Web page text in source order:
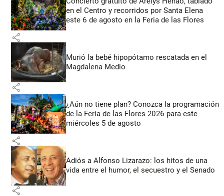
en el Centro y recorridos por Santa Elena
este 6 de agosto en la Feria de las Flores
share
Murió la bebé hipopótamo rescatada en el
Magdalena Medio
share
¿Aún no tiene plan? Conozca la programación
de la Feria de las Flores 2026 para este
miércoles 5 de agosto
share
Adiós a Alfonso Lizarazo: los hitos de una
vida entre el humor, el secuestro y el Senado
share